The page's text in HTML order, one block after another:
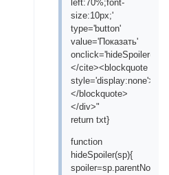
left:70%;font-
size:10px;'
type='button'
value='Показать'
</cite><blockquote
</blockquote>
</div>"
return txt}
function
hideSpoiler(sp){